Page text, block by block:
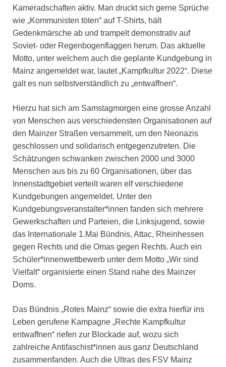
Kameradschaften aktiv. Man druckt sich gerne Sprüche
wie „Kommunisten töten“ auf T-Shirts, hält
Gedenkmärsche ab und trampelt demonstrativ auf
Soviet- oder Regenbogenflaggen herum. Das aktuelle
Motto, unter welchem auch die geplante Kundgebung in
Mainz angemeldet war, lautet „Kampfkultur 2022“. Diese
galt es nun selbstverständlich zu „entwaffnen“.
Hierzu hat sich am Samstagmorgen eine grosse Anzahl
von Menschen aus verschiedensten Organisationen auf
den Mainzer Straßen versammelt, um den Neonazis
geschlossen und solidarisch entgegenzutreten. Die
Schätzungen schwanken zwischen 2000 und 3000
Menschen aus bis zu 60 Organisationen, über das
Innenstadtgebiet verteilt waren elf verschiedene
Kundgebungen angemeldet. Unter den
Kundgebungsveranstalter*innen fanden sich mehrere
Gewerkschaften und Parteien, die Linksjugend, sowie
das Internationale 1.Mai Bündnis, Attac, Rheinhessen
gegen Rechts und die Omas gegen Rechts. Auch ein
Schüler*innenwettbewerb unter dem Motto „Wir sind
Vielfalt“ organisierte einen Stand nahe des Mainzer
Doms.
Das Bündnis „Rotes Mainz“ sowie die extra hierfür ins
Leben gerufene Kampagne „Rechte Kampfkultur
entwaffnen“ riefen zur Blockade auf, wozu sich
zahlreiche Antifaschist*innen aus ganz Deutschland
zusammenfanden. Auch die Ultras des FSV Mainz